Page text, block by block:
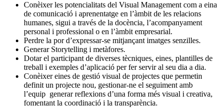
Conèixer les potencialitats del Visual Management com a eina
de comunicació i aprenentatge en l’àmbit de les relacions
humanes, sigui a través de la docència, l’acompanyament
personal i professional o en l’àmbit empresarial.
Perdre la por d’expressar-se mitjançant imatges senzilles.
Generar Storytelling i metàfores.
Dotar el participant de diverses tècniques, eines, plantilles de
treball i exemples d’aplicació per fer servir al seu dia a dia.
Conèixer eines de gestió visual de projectes que permetin
definit un projecte nou, gestionar-ne el seguiment amb
l’equip generar reflexions d’una forma més visual i creativa,
fomentant la coordinació i la transparència.